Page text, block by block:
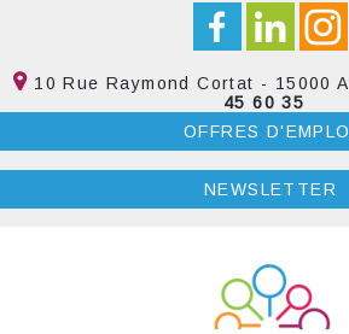
10 Rue Raymond Cortat - 15000
45 60 35
OFFRES
NEWSLETTER